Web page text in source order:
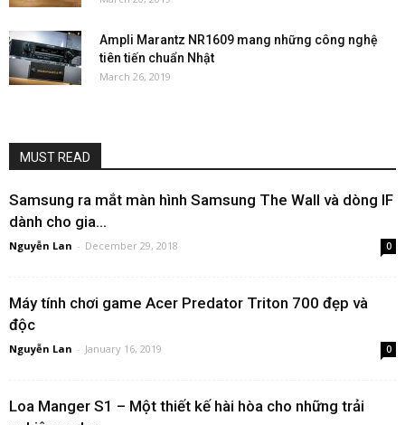
Ampli Marantz NR1609 mang những công nghệ
tiên tiến chuẩn Nhật
March 26, 2019
MUST READ
Samsung ra mắt màn hình Samsung The Wall và dòng IF
dành cho gia...
Nguyễn Lan - December 29, 2018 0
Máy tính chơi game Acer Predator Triton 700 đẹp và
độc
Nguyễn Lan - January 16, 2019 0
Loa Manger S1 – Một thiết kế hài hòa cho những trải